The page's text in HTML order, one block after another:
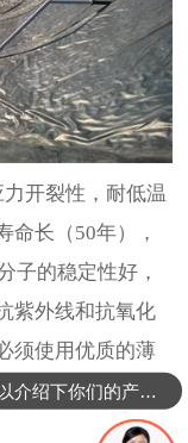
开裂性，耐低温
命长（50年），
子的稳定性好，
紫外线和抗氧化
须使用优质的薄
果，并具有较高
可以介绍下你们的产品么